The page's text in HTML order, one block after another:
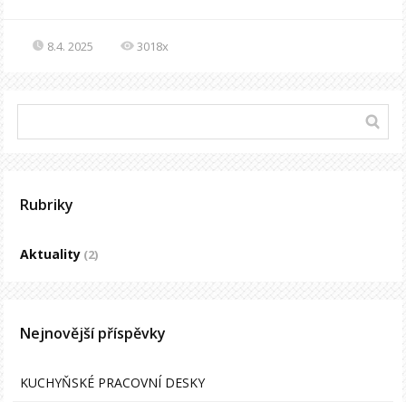
8.4. 2025 3018x
Rubriky
Aktuality (2)
Nejnovější příspěvky
KUCHYŇSKÉ PRACOVNÍ DESKY